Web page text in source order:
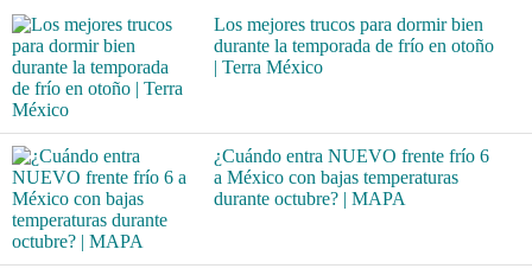
Los mejores trucos para dormir bien
durante la temporada de frío en otoño
| Terra México
¿Cuándo entra NUEVO frente frío 6
a México con bajas temperaturas
durante octubre? | MAPA